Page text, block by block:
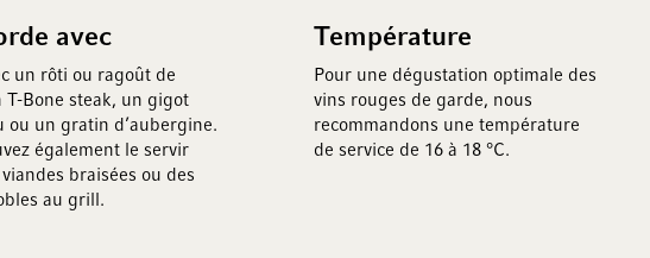
avec
un rôti ou ragoût de
Bone steak, un gigot
ou un gratin d’aubergine.
également le servir
braisées ou des
au grill.
Température
Pour une dégustation optimale des
vins rouges de garde, nous
recommandons une température
de service de 16 à 18 °C.